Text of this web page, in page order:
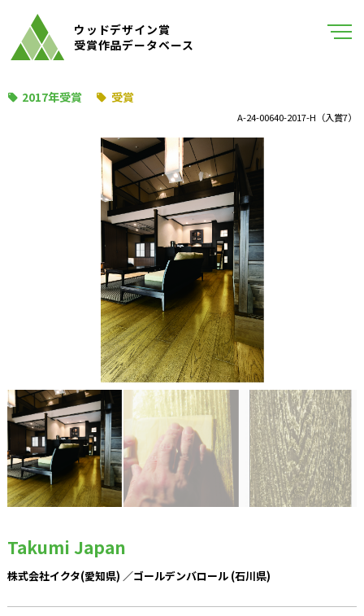
ウッドデザイン賞
受賞作品データベース
2017年受賞 受賞
A-24-00640-2017-H（入賞7）
Takumi Japan
株式会社イクタ(愛知県) ／ゴールデンバロール (石川県)